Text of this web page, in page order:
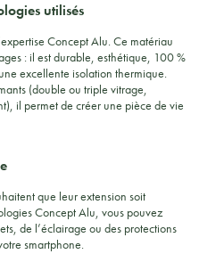
utilisés
Concept Alu. Ce matériau
: il est durable, esthétique, 100 %
excellente isolation thermique.
(double ou triple vitrage,
il permet de créer une pièce de vie
que leur extension soit
Concept Alu, vous pouvez
de l’éclairage ou des protections
smartphone.